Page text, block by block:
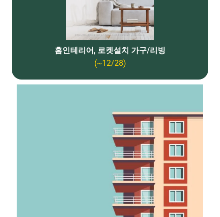
홈인테리어, 로켓설치 가구/리빙
(~12/28)